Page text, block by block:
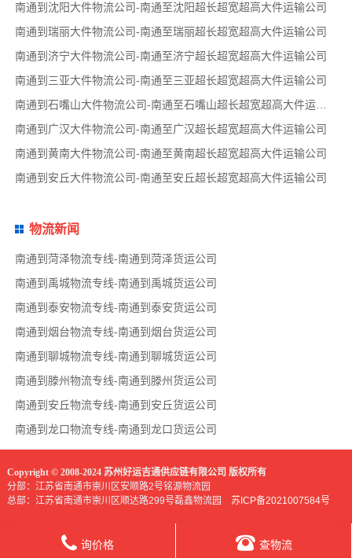
南通到沈阳大件物流公司-南通至沈阳超长超宽超高大件运输公司
南通到瑞丽大件物流公司-南通至瑞丽超长超宽超高大件运输公司
南通到济宁大件物流公司-南通至济宁超长超宽超高大件运输公司
南通到三亚大件物流公司-南通至三亚超长超宽超高大件运输公司
南通到石嘴山大件物流公司-南通至石嘴山超长超宽超高大件运输公司
南通到广汉大件物流公司-南通至广汉超长超宽超高大件运输公司
南通到黄南大件物流公司-南通至黄南超长超宽超高大件运输公司
南通到安丘大件物流公司-南通至安丘超长超宽超高大件运输公司
物流新闻
南通到菏泽物流专线-南通到菏泽货运公司
南通到禹城物流专线-南通到禹城货运公司
南通到泰安物流专线-南通到泰安货运公司
南通到烟台物流专线-南通到烟台货运公司
南通到聊城物流专线-南通到聊城货运公司
南通到滕州物流专线-南通到滕州货运公司
南通到安丘物流专线-南通到安丘货运公司
南通到龙口物流专线-南通到龙口货运公司
Copyright © 2008-2024 苏州好运吉通供应链有限公司 版权所有
分部：江苏省南通市崇川区安顺路2号铭源物流园
总部：江苏省南通市崇川区顺达路299号磊鑫物流园 苏ICP备2021007584号
询价格 查物流